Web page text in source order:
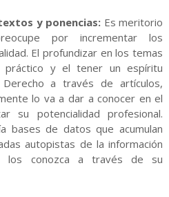
y ponencias: Es meritorio
por incrementar los
El profundizar en los temas
práctico y el tener un espíritu
a través de artículos,
lo va a dar a conocer en el
su potencialidad profesional.
bases de datos que acumulan
autopistas de la información
los conozca a través de su